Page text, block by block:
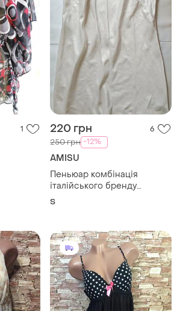
1 220 грн 6
250 грн -12%
AMISU
Пеньюар комбінація
італійського бренду
yamamay р. - s
S